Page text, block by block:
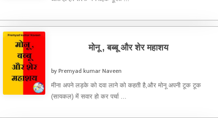
मोनू , बब्बू और शेर महाशय
by Premyad kumar Naveen
मीना अपने लड़के को दवा लाने को कहती है,और मोनू अपनी टूक टूक
(सायकल) में सवार हो कर पर्चा ...